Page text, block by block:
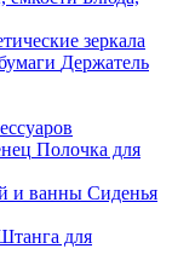
зеркала
Держатель
Полочка для
Сиденья
для